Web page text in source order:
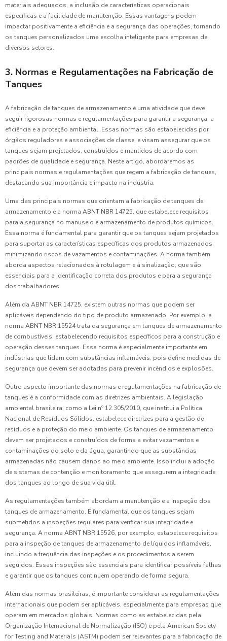
materiais adequados, a inclusão de características operacionais
específicas e a facilidade de manutenção. Essas vantagens podem
impactar positivamente a eficiência e a segurança das operações, tornando
os tanques personalizados uma escolha inteligente para empresas de
diversos setores.
3. Normas e Regulamentações na Fabricação de
Tanques
A fabricação de tanques de armazenamento é uma atividade que deve
seguir rigorosas normas e regulamentações para garantir a segurança, a
eficiência e a proteção ambiental. Essas normas são estabelecidas por
órgãos reguladores e associações de classe, e visam assegurar que os
tanques sejam projetados, construídos e mantidos de acordo com
padrões de qualidade e segurança. Neste artigo, abordaremos as
principais normas e regulamentações que regem a fabricação de tanques,
destacando sua importância e impacto na indústria.
Uma das principais normas que orientam a fabricação de tanques de
armazenamento é a norma ABNT NBR 14725, que estabelece requisitos
para a segurança no manuseio e armazenamento de produtos químicos.
Essa norma é fundamental para garantir que os tanques sejam projetados
para suportar as características específicas dos produtos armazenados,
minimizando riscos de vazamentos e contaminações. A norma também
aborda aspectos relacionados à rotulagem e à sinalização, que são
essenciais para a identificação correta dos produtos e para a segurança
dos trabalhadores.
Além da ABNT NBR 14725, existem outras normas que podem ser
aplicáveis dependendo do tipo de produto armazenado. Por exemplo, a
norma ABNT NBR 15524 trata da segurança em tanques de armazenamento
de combustíveis, estabelecendo requisitos específicos para a construção e
operação desses tanques. Essa norma é especialmente importante em
indústrias que lidam com substâncias inflamáveis, pois define medidas de
segurança que devem ser adotadas para prevenir incêndios e explosões.
Outro aspecto importante das normas e regulamentações na fabricação de
tanques é a conformidade com as diretrizes ambientais. A legislação
ambiental brasileira, como a Lei nº 12.305/2010, que institui a Política
Nacional de Resíduos Sólidos, estabelece diretrizes para a gestão de
resíduos e a proteção do meio ambiente. Os tanques de armazenamento
devem ser projetados e construídos de forma a evitar vazamentos e
contaminações do solo e da água, garantindo que as substâncias
armazenadas não causem danos ao meio ambiente. Isso inclui a adoção
de sistemas de contenção e monitoramento que assegurem a integridade
dos tanques ao longo de sua vida útil.
As regulamentações também abordam a manutenção e a inspeção dos
tanques de armazenamento. É fundamental que os tanques sejam
submetidos a inspeções regulares para verificar sua integridade e
segurança. A norma ABNT NBR 15526, por exemplo, estabelece requisitos
para a inspeção de tanques de armazenamento de líquidos inflamáveis,
incluindo a frequência das inspeções e os procedimentos a serem
seguidos. Essas inspeções são essenciais para identificar possíveis falhas
e garantir que os tanques continuem operando de forma segura.
Além das normas brasileiras, é importante considerar as regulamentações
internacionais que podem ser aplicáveis, especialmente para empresas que
operam em mercados globais. Normas como as estabelecidas pela
Organização Internacional de Normalização (ISO) e pela American Society
for Testing and Materials (ASTM) podem ser relevantes para a fabricação de